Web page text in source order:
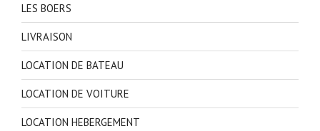
LES BOERS
LIVRAISON
LOCATION DE BATEAU
LOCATION DE VOITURE
LOCATION HEBERGEMENT